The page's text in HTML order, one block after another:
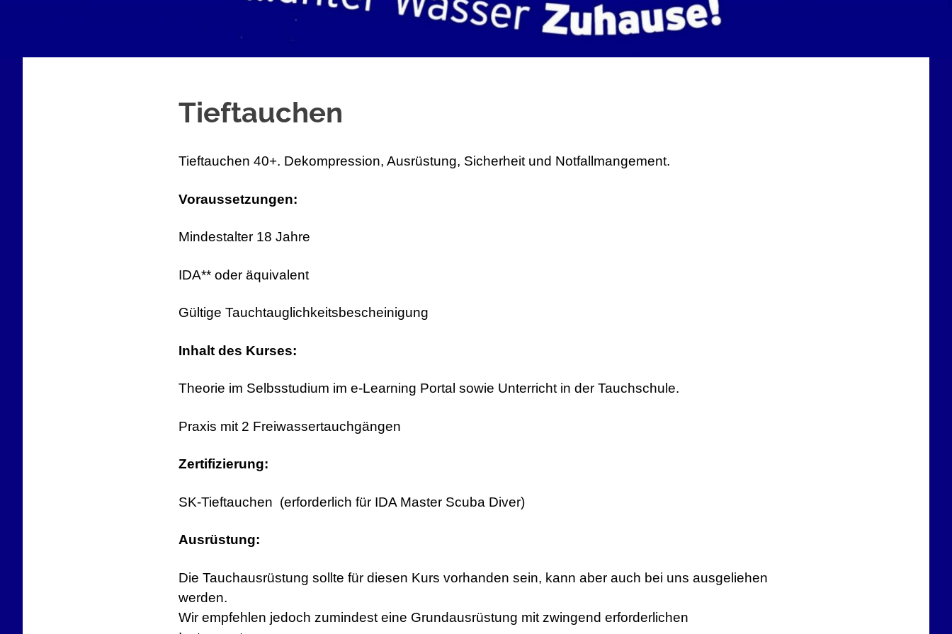
Tieftauchen
Tieftauchen 40+. Dekompression, Ausrüstung, Sicherheit und Notfallmangement.
Voraussetzungen:
Mindestalter 18 Jahre
IDA** oder äquivalent
Gültige Tauchtauglichkeitsbescheinigung
Inhalt des Kurses:
Theorie im Selbsstudium im e-Learning Portal sowie Unterricht in der Tauchschule.
Praxis mit 2 Freiwassertauchgängen
Zertifizierung:
SK-Tieftauchen (erforderlich für IDA Master Scuba Diver)
Ausrüstung:
Die Tauchausrüstung sollte für diesen Kurs vorhanden sein, kann aber auch bei uns ausgeliehen
werden.
Wir empfehlen jedoch zumindest eine Grundausrüstung mit zwingend erforderlichen